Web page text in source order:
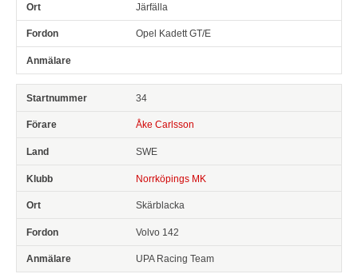
Järfälla
Opel Kadett GT/E
34
Åke Carlsson
SWE
Norrköpings MK
Skärblacka
Volvo 142
UPA Racing Team